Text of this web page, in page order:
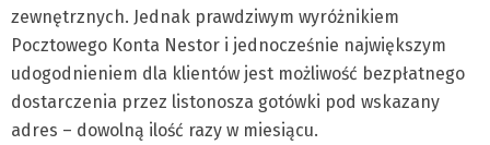
zewnętrznych. Jednak prawdziwym wyróżnikiem
Pocztowego Konta Nestor i jednocześnie największym
udogodnieniem dla klientów jest możliwość bezpłatnego
dostarczenia przez listonosza gotówki pod wskazany
adres – dowolną ilość razy w miesiącu.